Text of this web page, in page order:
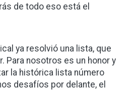
de todo eso está el
ya resolvió una lista, que
Para nosotros es un honor y
la histórica lista número
desafíos por delante, el